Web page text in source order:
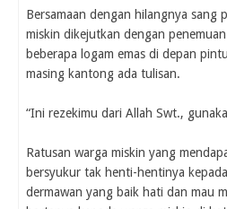
Bersamaan dengan hilangnya sang
miskin dikejutkan dengan
beberapa logam emas di depan
masing kantong ada tulisan.
“Ini rezekimu dari Allah Swt.,
Ratusan warga miskin yang
bersyukur tak henti-hentinya
dermawan yang baik hati dan mau